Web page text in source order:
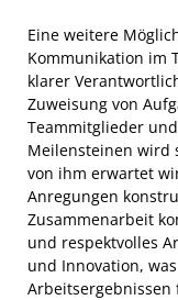
Eine weitere
Kommunikation im
klarer
Zuweisung von
Teammitglieder
Meilensteinen wird
von ihm erwartet
Anregungen
Zusammenarbeit
und respektvolles
und Innovation,
Arbeitsergebnissen